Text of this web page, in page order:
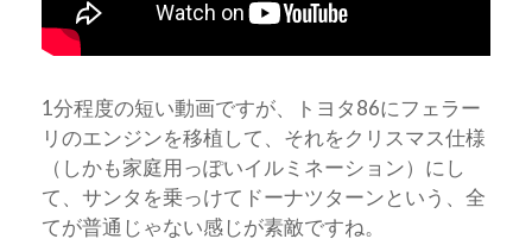
1分程度の短い動画ですが、トヨタ86にフェラー
リのエンジンを移植して、それをクリスマス仕様
（しかも家庭用っぽいイルミネーション）にし
て、サンタを乗っけてドーナツターンという、全
てが普通じゃない感じが素敵ですね。